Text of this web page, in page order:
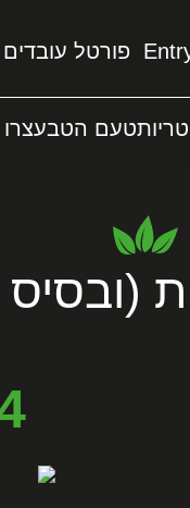
פורטל עובדים
טעם הטבע
(ובסיס